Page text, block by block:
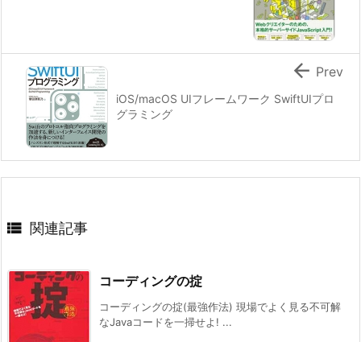
iOS/macOS UIフレームワーク SwiftUIプロ
グラミング
 Prev
 関連記事
コーディングの掟
コーディングの掟(最強作法) 現場でよく見る不可解
なJavaコードを一掃せよ! ...